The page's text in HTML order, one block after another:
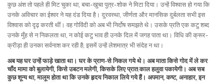
कुछ अंश तो पहले ही मिट चुका था, बचा-खुचा पुत्र-शोक ने मिटा दिया। उन्हें विश्वास हो गया कि
उनके अविचार का ईश्वर ने यह दंड दिया है। दुरवस्था, जीर्णता और मानसिक दुर्बलता सभी इस
विश्वास को दृढ़ करती थीं। वह गोविंदी को अब भी निर्दोष समझते थे। उसके प्रति एक कटु शब्द
उनके मुँह से न निकलता था, न कोई कटु भाव ही उनके दिल में जगह पाता था। विधि की क्रूर-
क्रीड़ा ही उनका सर्वनाश कर रही है; इसमें उन्हें लेशमात्र भी संदेह न था।
अब यह घर उन्हें फाड़े खाता था। घर के प्राण-से निकल गये थे। अब माता किसे गोद में ले कर
चाँद मामा को बुलायेगी, किसे उबटन मलेगी, किसके लिए प्रात:काल हलुवा पकायेगी। अब सब
कुछ शून्य था, मालूम होता था कि उनके हृदय निकाल लिये गये हैं। अपमान, कष्ट, अनाहार, इन